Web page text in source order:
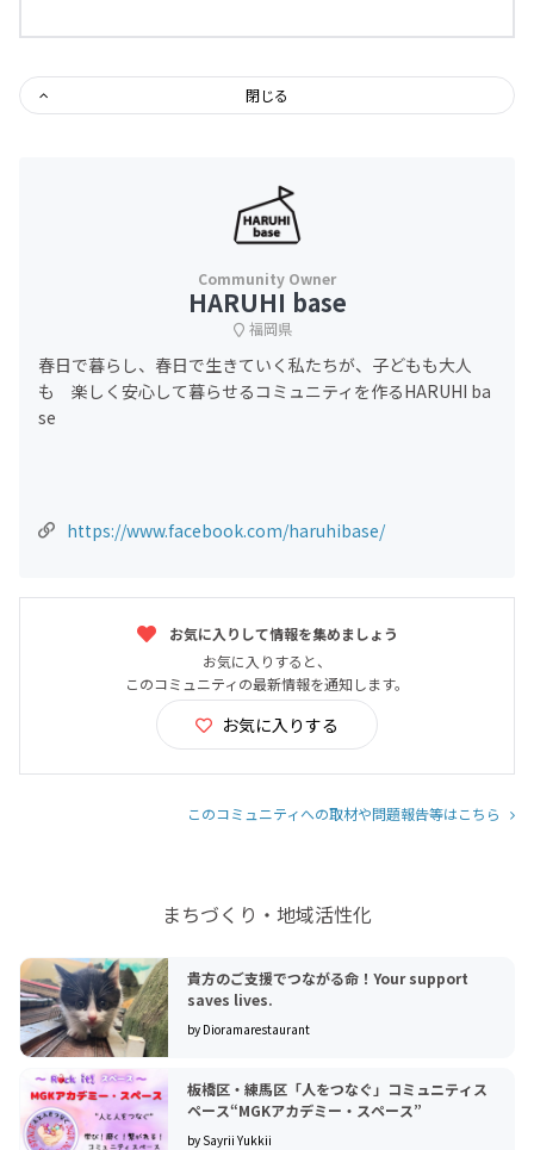
閉じる
HARUHI base
福岡県
春日で暮らし、春日で生きていく私たちが、子どもも大人
も 楽しく安心して暮らせるコミュニティを作るHARUHI ba
se
https://www.facebook.com/haruhibase/
お気に入りして情報を集めましょう
お気に入りすると、
このコミュニティの最新情報を通知します。
お気に入りする
このコミュニティへの取材や問題報告等はこちら
まちづくり・地域活性化
貴方のご支援でつながる命！Your support
saves lives.
by Dioramarestaurant
板橋区・練馬区「人をつなぐ」コミュニティス
ペース“MGKアカデミー・スペース”
by Sayrii Yukkii